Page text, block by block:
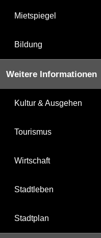
Mietspiegel
Bildung
Weitere Informationen
Kultur & Ausgehen
Tourismus
Wirtschaft
Stadtleben
Stadtplan